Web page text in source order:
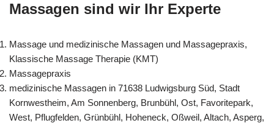
Massagen sind wir Ihr Experte
Massage und medizinische Massagen und Massagepraxis,
Klassische Massage Therapie (KMT)
Massagepraxis
medizinische Massagen in 71638 Ludwigsburg Süd, Stadt
Kornwestheim, Am Sonnenberg, Brunbühl, Ost, Favoritepark,
West, Pflugfelden, Grünbühl, Hoheneck, Oßweil, Altach, Asperg,